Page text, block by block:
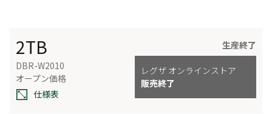
2TB
DBR-W2010
仕様表
オープン価格
生産終了
レグザ オンラインストア
販売終了